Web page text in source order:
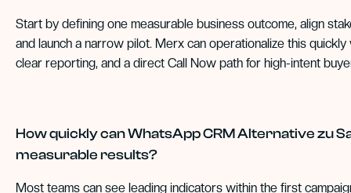
Start by defining one measurable business outcome, align
and launch a narrow pilot. Merx can operationalize this
clear reporting, and a direct Call Now path for high-intent
How quickly can WhatsApp CRM Alternative zu
measurable results?
Most teams can see leading indicators within the first